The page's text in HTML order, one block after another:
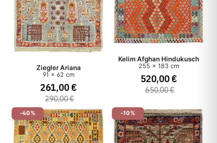
Ziegler Ariana
91 x 62 cm
261,00 €
290,00 €
Kelim Afghan Hindukusch
255 x 183 cm
520,00 €
650,00 €
-40% -10%